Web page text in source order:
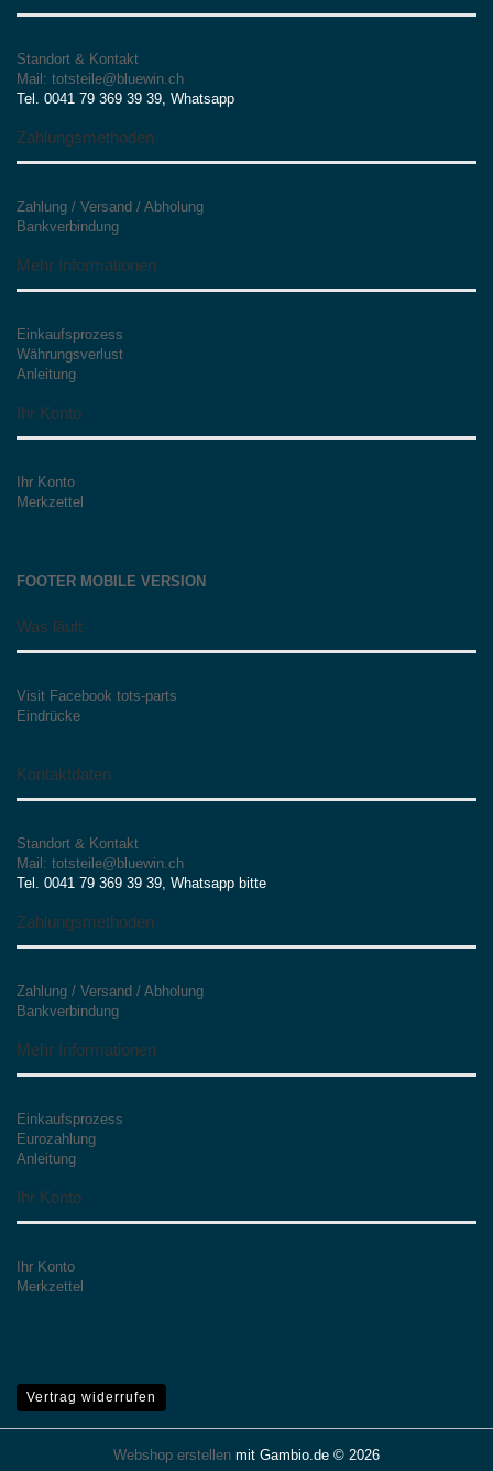
Standort & Kontakt
Mail: totsteile@bluewin.ch
Tel. 0041 79 369 39 39, Whatsapp
Zahlungsmethoden
Zahlung / Versand / Abholung
Bankverbindung
Mehr Informationen
Einkaufsprozess
Währungsverlust
Anleitung
Ihr Konto
Ihr Konto
Merkzettel
FOOTER MOBILE VERSION
Was läuft
Visit Facebook tots-parts
Eindrücke
Kontaktdaten
Standort & Kontakt
Mail: totsteile@bluewin.ch
Tel. 0041 79 369 39 39, Whatsapp bitte
Zahlungsmethoden
Zahlung / Versand / Abholung
Bankverbindung
Mehr Informationen
Einkaufsprozess
Eurozahlung
Anleitung
Ihr Konto
Ihr Konto
Merkzettel
Vertrag widerrufen
Webshop erstellen mit Gambio.de © 2026